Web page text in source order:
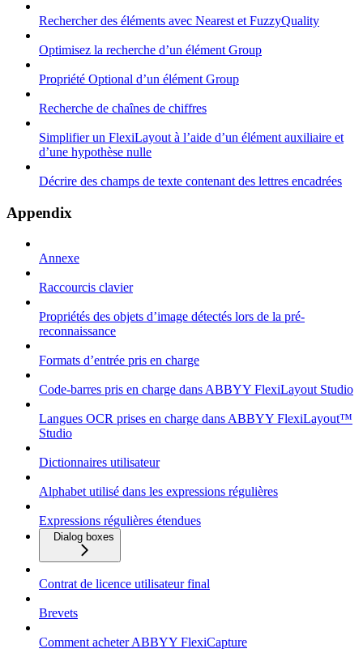
Rechercher des éléments avec Nearest et FuzzyQuality
Optimisez la recherche d’un élément Group
Propriété Optional d’un élément Group
Recherche de chaînes de chiffres
Simplifier un FlexiLayout à l’aide d’un élément auxiliaire et
d’une hypothèse nulle
Décrire des champs de texte contenant des lettres encadrées
Appendix
Annexe
Raccourcis clavier
Propriétés des objets d’image détectés lors de la pré-
reconnaissance
Formats d’entrée pris en charge
Code-barres pris en charge dans ABBYY FlexiLayout Studio
Langues OCR prises en charge dans ABBYY FlexiLayout™
Studio
Dictionnaires utilisateur
Alphabet utilisé dans les expressions régulières
Expressions régulières étendues
Dialog boxes
Contrat de licence utilisateur final
Brevets
Comment acheter ABBYY FlexiCapture